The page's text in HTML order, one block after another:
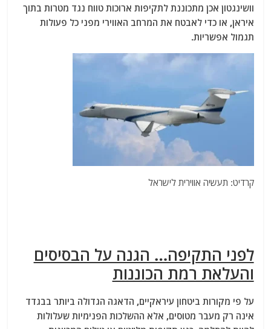
וושינגטון אכן מתכוננת לתקיפות ארוכות טווח נגד מטרות בתוך
איראן, או כדי לאבטח את המרחב האווירי מפני כל פעולות
תגמול אפשריות.
קרדיט: תעשיה אווירית לישראל
לפני התקיפה… הגנה על הבסיסים
והעלאת רמת הכוננות
על פי מקורות ביטחון עיראקיים, הדאגה הגדולה ביותר בבגדד
אינה רק מעבר מטוסים, אלא ההשלכות הפנימיות שעלולות